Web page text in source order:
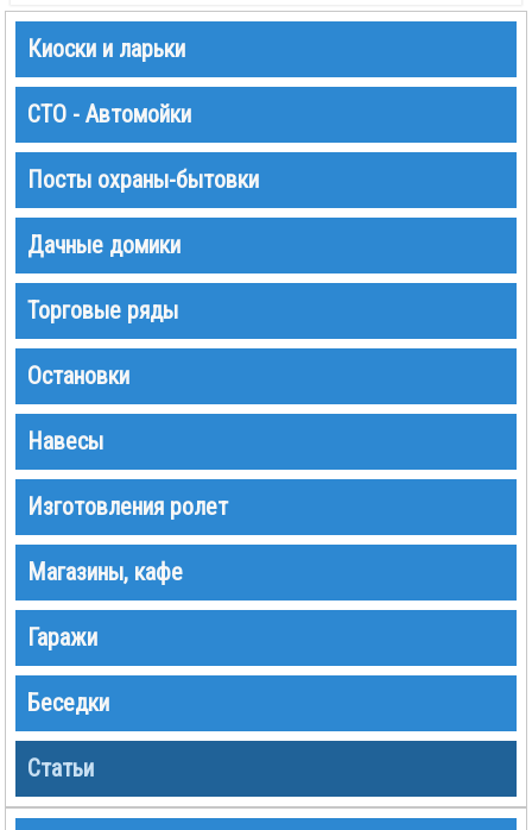
Киоски и ларьки
СТО - Автомойки
Посты охраны-бытовки
Дачные домики
Торговые ряды
Остановки
Навесы
Изготовления ролет
Магазины, кафе
Гаражи
Беседки
Статьи